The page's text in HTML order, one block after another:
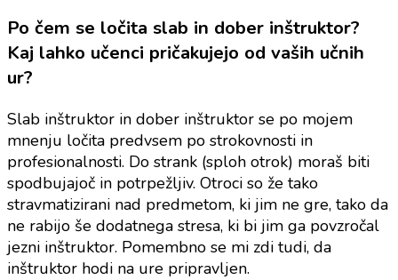
Po čem se ločita slab in dober inštruktor?
Kaj lahko učenci pričakujejo od vaših učnih
ur?
Slab inštruktor in dober inštruktor se po mojem
mnenju ločita predvsem po strokovnosti in
profesionalnosti. Do strank (sploh otrok) moraš biti
spodbujajoč in potrpežljiv. Otroci so že tako
stravmatizirani nad predmetom, ki jim ne gre, tako da
ne rabijo še dodatnega stresa, ki bi jim ga povzročal
jezni inštruktor. Pomembno se mi zdi tudi, da
inštruktor hodi na ure pripravljen.